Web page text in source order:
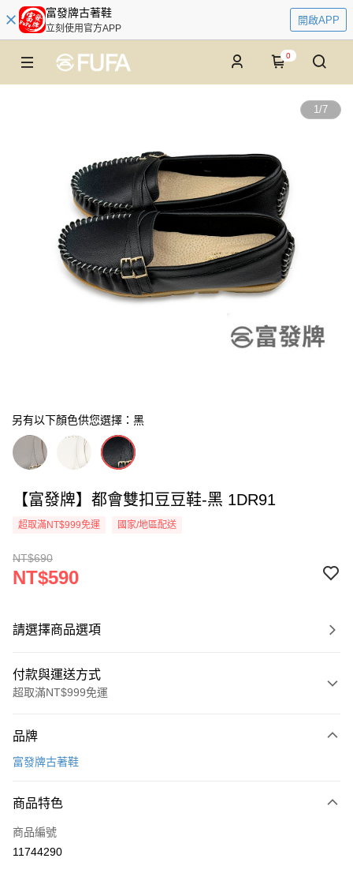
富發牌古著鞋
立刻使用官方APP
開啟APP
0
1/7
另有以下顏色供您選擇：黑
【富發牌】都會雙扣豆豆鞋-黑 1DR91
超取滿NT$999免運 國家/地區配送
NT$690
NT$590
請選擇商品選項
付款與運送方式
超取滿NT$999免運
信用卡一次付款
LINE Pay
Apple Pay
品牌
富發牌古著鞋
商品特色
商品編號
11744290